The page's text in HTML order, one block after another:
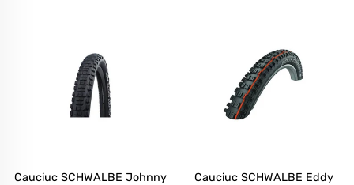
Cauciuc SCHWALBE Johnny
Cauciuc SCHWALBE Eddy